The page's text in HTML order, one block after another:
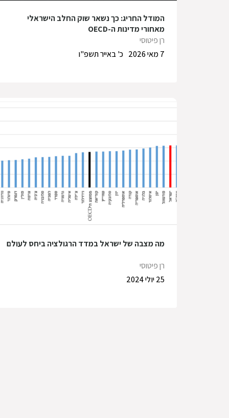
המודל החריג: כך נשאר שוק החלב הישראלי
מאחורי מדינות ה-OECD
רן פיטוסי
כ' באייר תשפ"ו
7 מאי 2026
מה מצבה של ישראל במדד הרגולציה ביחס לעולם
רן פיטוסי
25 יולי 2024